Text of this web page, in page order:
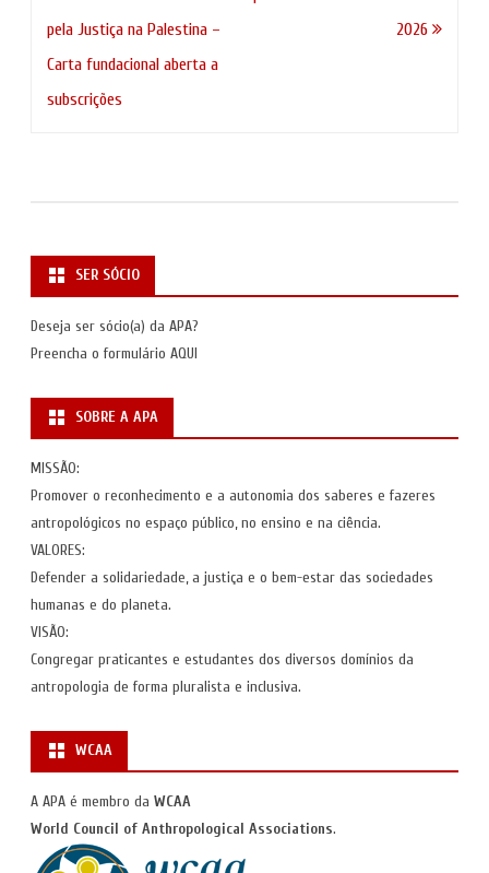
de
artigos
pela Justiça na Palestina –
Carta fundacional aberta a
subscrições
2026
SER SÓCIO
Deseja ser sócio(a) da APA?
Preencha o formulário AQUI
SOBRE A APA
MISSÃO:
Promover o reconhecimento e a autonomia dos saberes e fazeres
antropológicos no espaço público, no ensino e na ciência.
VALORES:
Defender a solidariedade, a justiça e o bem-estar das sociedades
humanas e do planeta.
VISÃO:
Congregar praticantes e estudantes dos diversos domínios da
antropologia de forma pluralista e inclusiva.
WCAA
A APA é membro da WCAA
World Council of Anthropological Associations.